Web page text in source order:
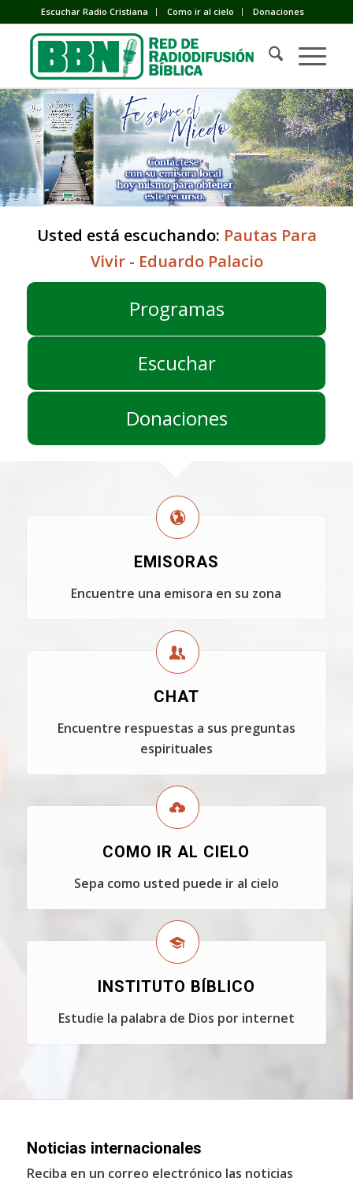
Escuchar Radio Cristiana Como ir al cielo Donaciones
Usted está escuchando: Pautas Para
Vivir - Eduardo Palacio
Programas
Escuchar
Donaciones
EMISORAS
Encuentre una emisora en su zona
CHAT
Encuentre respuestas a sus preguntas
espirituales
COMO IR AL CIELO
Sepa como usted puede ir al cielo
INSTITUTO BÍBLICO
Estudie la palabra de Dios por internet
Noticias internacionales
Reciba en un correo electrónico las noticias